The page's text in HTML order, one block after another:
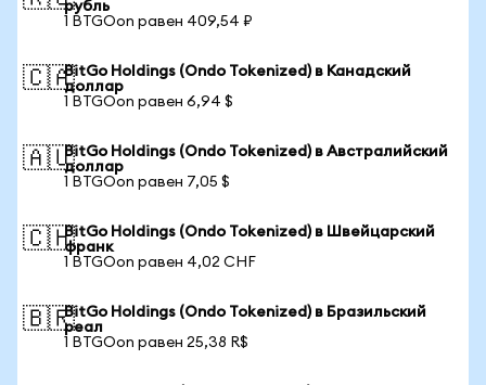
рубль
1 BTGOon равен 409,54 ₽
🇨🇦BitGo Holdings (Ondo Tokenized) в Канадский
доллар
1 BTGOon равен 6,94 $
🇦🇺BitGo Holdings (Ondo Tokenized) в Австралийский
доллар
1 BTGOon равен 7,05 $
🇨🇭BitGo Holdings (Ondo Tokenized) в Швейцарский
франк
1 BTGOon равен 4,02 CHF
🇧🇷BitGo Holdings (Ondo Tokenized) в Бразильский
реал
1 BTGOon равен 25,38 R$